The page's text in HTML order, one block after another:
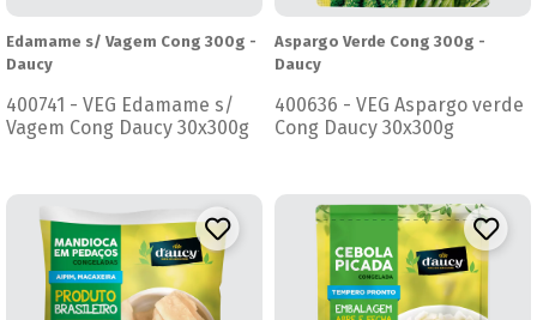
Edamame s/ Vagem Cong 300g -
Daucy
400741 - VEG Edamame s/
Vagem Cong Daucy 30x300g
Aspargo Verde Cong 300g -
Daucy
400636 - VEG Aspargo verde
Cong Daucy 30x300g